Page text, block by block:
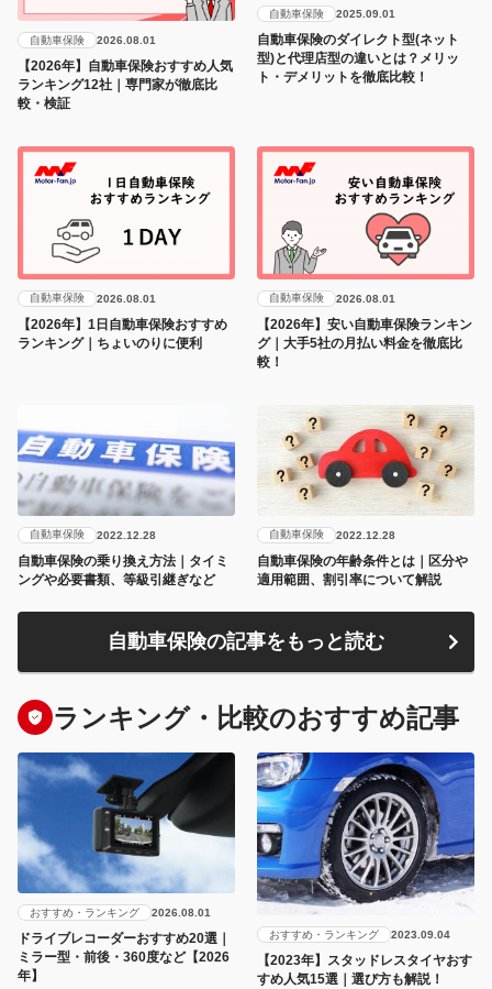
自動車保険 2026.08.01
【2026年】自動車保険おすすめ人気
ランキング12社｜専門家が徹底比
較・検証
自動車保険 2025.09.01
自動車保険のダイレクト型(ネット
型)と代理店型の違いとは？メリッ
ト・デメリットを徹底比較！
自動車保険 2026.08.01
【2026年】1日自動車保険おすすめ
ランキング｜ちょいのりに便利
自動車保険 2026.08.01
【2026年】安い自動車保険ランキン
グ｜大手5社の月払い料金を徹底比
較！
自動車保険 2022.12.28
自動車保険の乗り換え方法｜タイミ
ングや必要書類、等級引継ぎなど
自動車保険 2022.12.28
自動車保険の年齢条件とは｜区分や
適用範囲、割引率について解説
自動車保険の記事をもっと読む
ランキング・比較のおすすめ記事
おすすめ・ランキング 2026.08.01
ドライブレコーダーおすすめ20選｜
ミラー型・前後・360度など【2026
年】
おすすめ・ランキング 2023.09.04
【2023年】スタッドレスタイヤおす
すめ人気15選｜選び方も解説！